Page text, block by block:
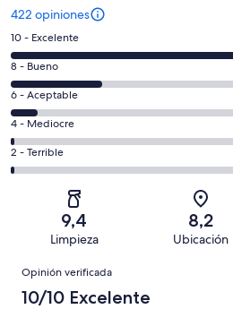
422 opiniones
Evaluación:
10
-
Excelente.
284
de
422
opiniones
10 - Excelente
Evaluación:
8
-
Bueno.
100
de
422
opiniones
8 - Bueno
Evaluación:
6
-
Aceptable.
29
opiniones
6 - Aceptable
Evaluación:
4
-
4 - Mediocre
Evaluación:
2
422
opiniones
2 - Terrible
9,4
Limpieza
8,2
Ubicación
Opiniones
Opinión verificada
10/10 Excelente